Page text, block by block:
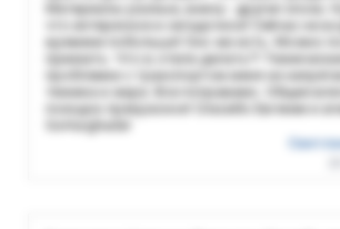
Материалы разные, внизу - другая эпоха.
что интересное и загадочное! Сейчас не
времени побольше! Оно же есть. Можно
приехать. Что в отеле делать?!
проблемки с транспортом меня не
техника и жара. Все поправимо. Общее
поездок прекрасное! Спасибо Евгении и